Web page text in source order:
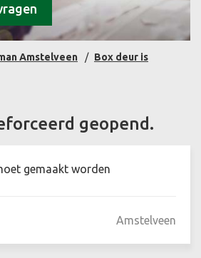
Amstelveen
Box deur is
geopend.
gemaakt worden
Amstelveen